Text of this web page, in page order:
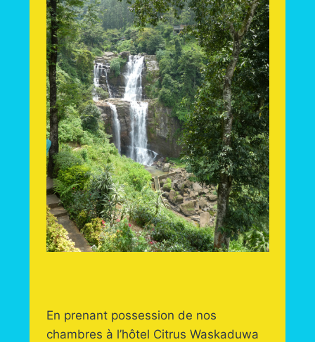
En prenant possession de nos
chambres à l’hôtel Citrus Waskaduwa